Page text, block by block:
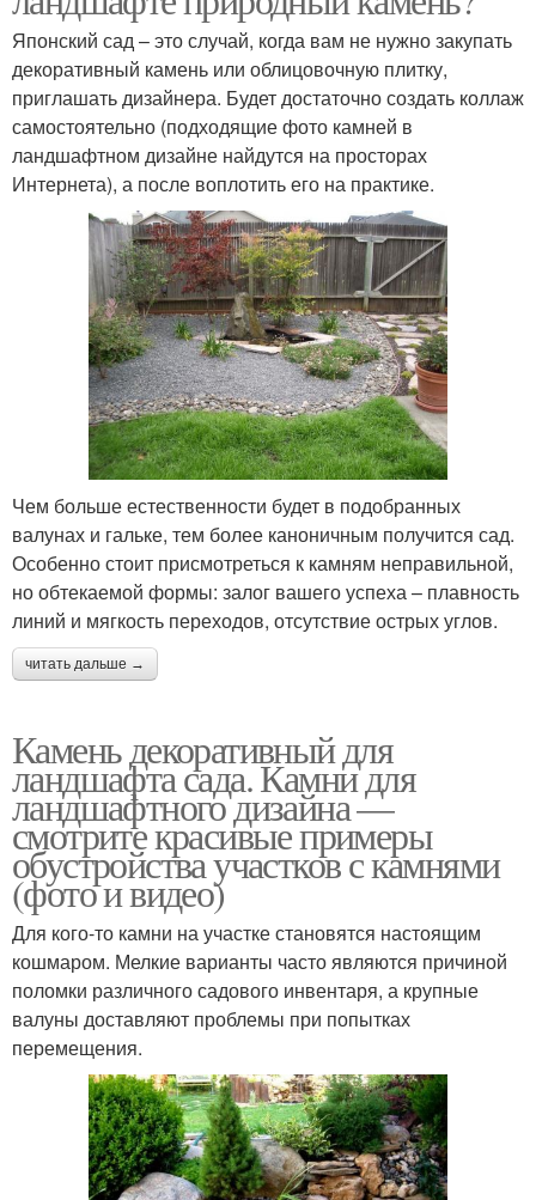
Японский сад – это случай, когда вам не нужно закупать
декоративный камень или облицовочную плитку,
приглашать дизайнера. Будет достаточно создать коллаж
самостоятельно (подходящие фото камней в
ландшафтном дизайне найдутся на просторах
Интернета), а после воплотить его на практике.
Чем больше естественности будет в подобранных
валунах и гальке, тем более каноничным получится сад.
Особенно стоит присмотреться к камням неправильной,
но обтекаемой формы: залог вашего успеха – плавность
линий и мягкость переходов, отсутствие острых углов.
читать дальше →
Камень декоративный для
ландшафта сада. Камни для
ландшафтного дизайна —
смотрите красивые примеры
обустройства участков с камнями
(фото и видео)
Для кого-то камни на участке становятся настоящим
кошмаром. Мелкие варианты часто являются причиной
поломки различного садового инвентаря, а крупные
валуны доставляют проблемы при попытках
перемещения.